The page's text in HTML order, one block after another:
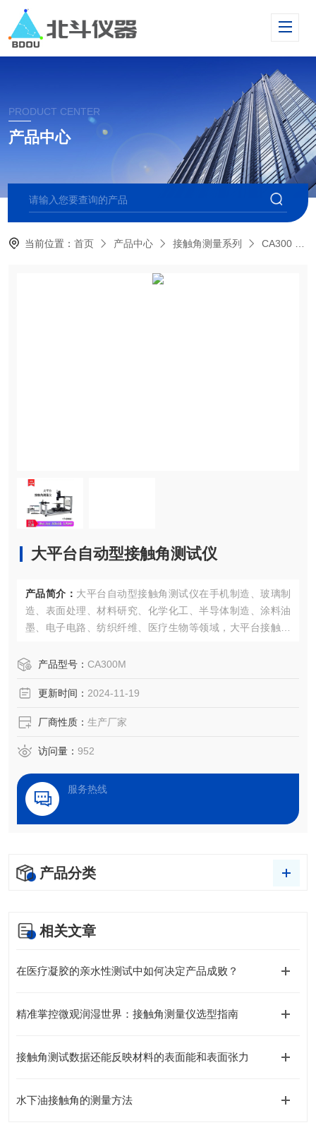
PRODUCT CENTER
产品中心
当前位置：首页 产品中心 接触角测量系列 CA300 大平台接触角测量仪
大平台自动型接触角测试仪
产品简介： 大平台自动型接触角测试仪在手机制造、玻璃制
造、表面处理、材料研究、化学化工、半导体制造、涂料油
墨、电子电路、纺织纤维、医疗生物等领域，大平台接触角
产品型号： CA300M
更新时间： 2024-11-19
厂商性质： 生产厂家
访问量： 952
服务热线
产品分类
相关文章
在医疗凝胶的亲水性测试中如何决定产品成败？
精准掌控微观润湿世界：接触角测量仪选型指南
接触角测试数据还能反映材料的表面能和表面张力
水下油接触角的测量方法